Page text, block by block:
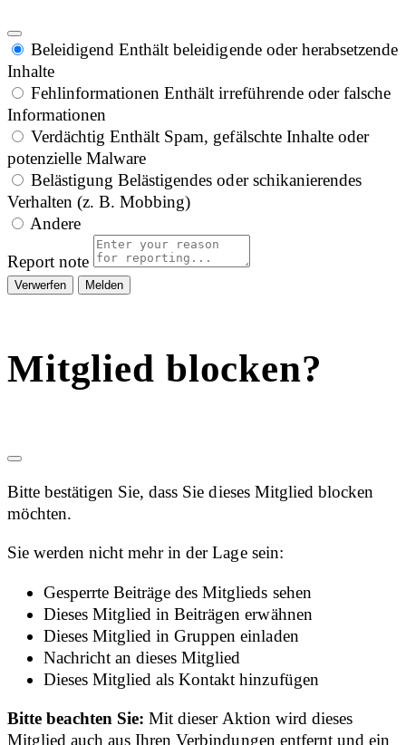
Beleidigend Enthält beleidigende oder herabsetzende
Inhalte
Fehlinformationen Enthält irreführende oder falsche
Informationen
Verdächtig Enthält Spam, gefälschte Inhalte oder
potenzielle Malware
Belästigung Belästigendes oder schikanierendes
Verhalten (z. B. Mobbing)
Andere
Report note
Melden
Mitglied blocken?
Bitte bestätigen Sie, dass Sie dieses Mitglied blocken
möchten.
Sie werden nicht mehr in der Lage sein:
Gesperrte Beiträge des Mitglieds sehen
Dieses Mitglied in Beiträgen erwähnen
Dieses Mitglied in Gruppen einladen
Nachricht an dieses Mitglied
Dieses Mitglied als Kontakt hinzufügen
Bitte beachten Sie:Mit dieser Aktion wird dieses
Mitglied auch aus Ihren Verbindungen entfernt und ein